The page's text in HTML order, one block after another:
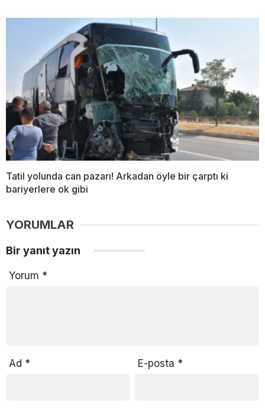
Tatil yolunda can pazarı! Arkadan öyle bir çarptı ki
bariyerlere ok gibi
YORUMLAR
Bir yanıt yazın
Yorum *
Ad * E-posta *